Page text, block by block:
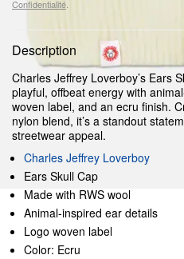
Confidentialité
Description
Charles Jeffrey Loverboy’s Ears
playful, offbeat energy with
woven label, and an ecru finish.
nylon blend, it’s a standout
streetwear appeal.
Charles Jeffrey Loverboy
Ears Skull Cap
Made with RWS wool
Animal-inspired ear details
Logo woven label
Color: Ecru